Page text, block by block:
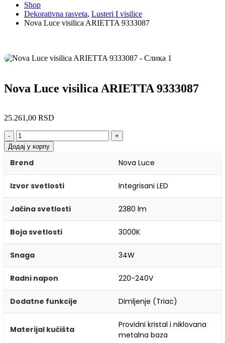
Shop
Dekorativna rasveta, Lusteri I visilice
Nova Luce visilica ARIETTA 9333087
Nova Luce visilica ARIETTA 9333087
25.261,00 RSD
-
+
Додај у корпу
Brend Nova Luce
Izvor svetlosti Integrisani LED
Jačina svetlosti 2380 lm
Boja svetlosti 3000K
Snaga 34W
Radni napon 220-240V
Dodatne funkcije Dimljenje (Triac)
Materijal kućišta
Providni kristal i niklovana
metalna baza